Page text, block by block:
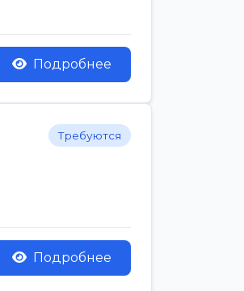
Подробнее
Требуются
Подробнее